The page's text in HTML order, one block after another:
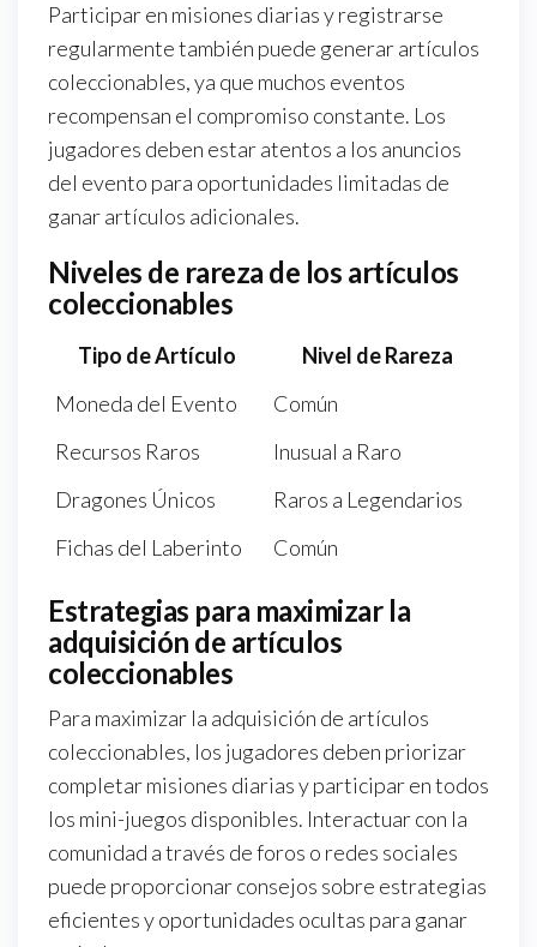
Participar en misiones diarias y registrarse
regularmente también puede generar artículos
coleccionables, ya que muchos eventos
recompensan el compromiso constante. Los
jugadores deben estar atentos a los anuncios
del evento para oportunidades limitadas de
ganar artículos adicionales.
Niveles de rareza de los artículos
coleccionables
Tipo de Artículo
Nivel de Rareza
Moneda del Evento
Común
Recursos Raros
Inusual a Raro
Dragones Únicos
Raros a Legendarios
Fichas del Laberinto
Común
Estrategias para maximizar la
adquisición de artículos
coleccionables
Para maximizar la adquisición de artículos
coleccionables, los jugadores deben priorizar
completar misiones diarias y participar en todos
los mini-juegos disponibles. Interactuar con la
comunidad a través de foros o redes sociales
puede proporcionar consejos sobre estrategias
eficientes y oportunidades ocultas para ganar